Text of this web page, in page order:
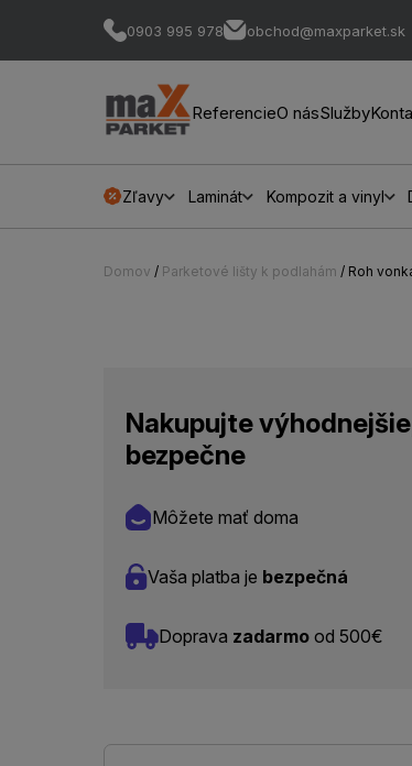
0903 995 978 obchod@maxparket.sk
ReferencieO násSlužby
Zľavy Laminát Kompozit a vinyl
Domov / Parketové lišty k podlahám / Roh
Nakupujte
bezpečne
Môžete mať doma
Vaša platba je bezpečná
Doprava zadarmo od 500€